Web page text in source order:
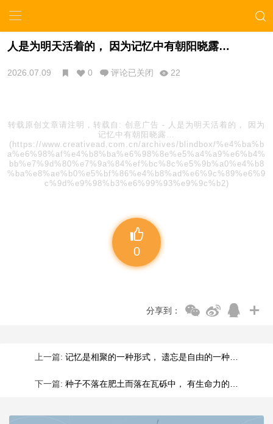
人是为明天活着的， 因为记忆中有朝阳晓露…
2026.07.09 0 评论已关闭 22
转载原创文章请注明，转载自: 创意广告 - 人是为明天活着的， 因为
记忆中有朝阳晓露…
(https://www.creativead.com.cn/archives/blindbox/%e4%ba%b
a%e6%98%af%e4%b8%ba%e6%98%8e%e5%a4%a9%e6%b4%
bb%e7%9d%80%e7%9a%84%ef%bc%8c%e5%9b%a0%e4%b8
%ba%e8%ae%b0%e5%bf%86%e4%b8%ad%e6%9c%89%e6%9
c%9d%e9%98%b3%e6%99%93%e9%9c%b2)
0
分享到：
上一篇: 记忆是相聚的一种形式， 遗忘是自由的一种…
下一篇: 种子不落在肥土而落在瓦砾中， 有生命力的…